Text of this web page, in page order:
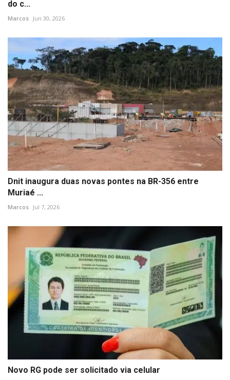
do c...
Marcos Jun 30, 2026
Dnit inaugura duas novas pontes na BR-356 entre
Muriaé ...
Marcos Jul 7, 2026
Novo RG pode ser solicitado via celular